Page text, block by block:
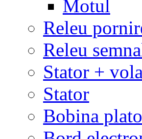
Motul
Releu
Releu
Stator +
Stator
Bobina